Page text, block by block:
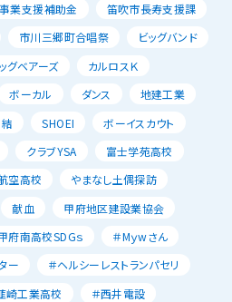
業支援補助金
笛吹市長寿支援課
市川三郷町合唱祭
ビッグバンド
グベアーズ
カルロスＫ
ボーカル ダンス
地建工業
SHOEI
ボーイスカウト
クラブYSA
富士学苑高校
空高校
やまなし土偶探訪
献血
甲府地区建設業協会
府南高校SDGｓ
＃Mｙwさん
ー
＃ヘルシーレストランパセリ
崎工業高校
＃西井電設